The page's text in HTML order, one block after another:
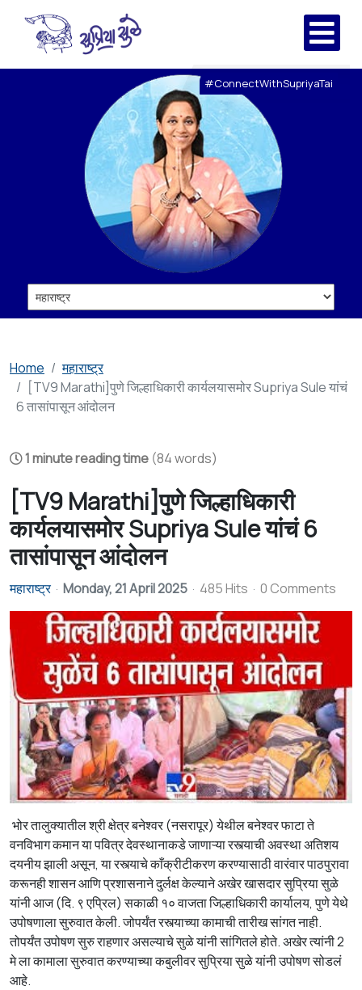
#ConnectWithSupriyaTai
Home
महाराष्ट्र
[TV9 Marathi]पुणे जिल्हाधिकारी कार्यलयासमोर Supriya Sule यांचं
6 तासांपासून आंदोलन
1 minute reading time (84 words)
[TV9 Marathi]पुणे जिल्हाधिकारी
कार्यलयासमोर Supriya Sule यांचं 6
तासांपासून आंदोलन
महाराष्ट्र Monday, 21 April 2025 485 Hits 0 Comments
भोर तालुक्यातील श्री क्षेत्र बनेश्वर (नसरापूर) येथील बनेश्वर फाटा ते
वनविभाग कमान या पवित्र देवस्थानाकडे जाणाऱ्या रस्त्याची अवस्था अतिशय
दयनीय झाली असून, या रस्त्याचे काँक्रीटीकरण करण्यासाठी वारंवार पाठपुरावा
करूनही शासन आणि प्रशासनाने दुर्लक्ष केल्याने अखेर खासदार सुप्रिया सुळे
यांनी आज (दि. ९ एप्रिल) सकाळी १० वाजता जिल्हाधिकारी कार्यालय, पुणे येथे
उपोषणाला सुरुवात केली. जोपर्यंत रस्त्याच्या कामाची तारीख सांगत नाही.
तोपर्यंत उपोषण सुरु राहणार असल्याचे सुळे यांनी सांगितले होते. अखेर त्यांनी 2
मे ला कामाला सुरुवात करण्याच्या कबुलीवर सुप्रिया सुळे यांनी उपोषण सोडलं
आहे.